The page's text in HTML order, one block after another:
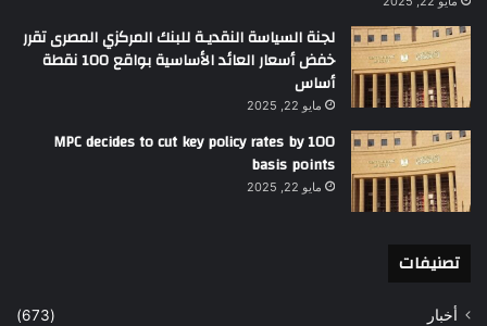
لجنة السياسة النقديـة للبنك المركزي المصرى تقرر
خفض أسعار العائد الأساسية بواقع 100 نقطة
أساس
مايو 22, 2025
MPC decides to cut key policy rates by 100
basis points
مايو 22, 2025
تصنيفات
أخبار
(673)